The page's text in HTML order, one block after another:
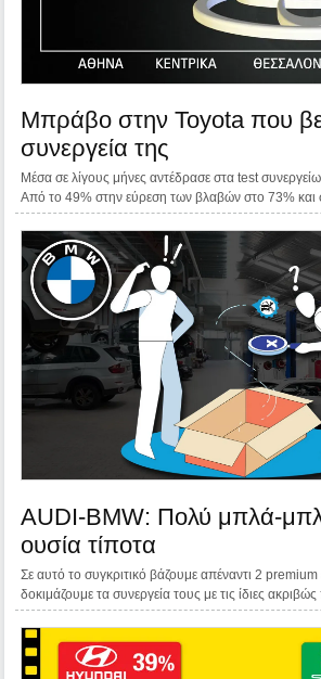
Μπράβο στην Toyota που
συνεργεία της
Μέσα σε λίγους μήνες αντέδρασε στα test
Από το 49% στην εύρεση των βλαβών στο 73% και
AUDI-BMW: Πολύ μπλά-
ουσία τίποτα
Σε αυτό το συγκριτικό βάζουμε απέναντι 2 premium
δοκιμάζουμε τα συνεργεία τους με τις ίδιες